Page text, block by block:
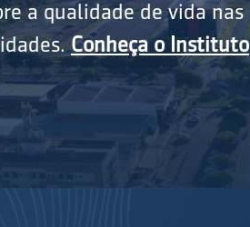
a qualidade de vida nas
Conheça o Instituto